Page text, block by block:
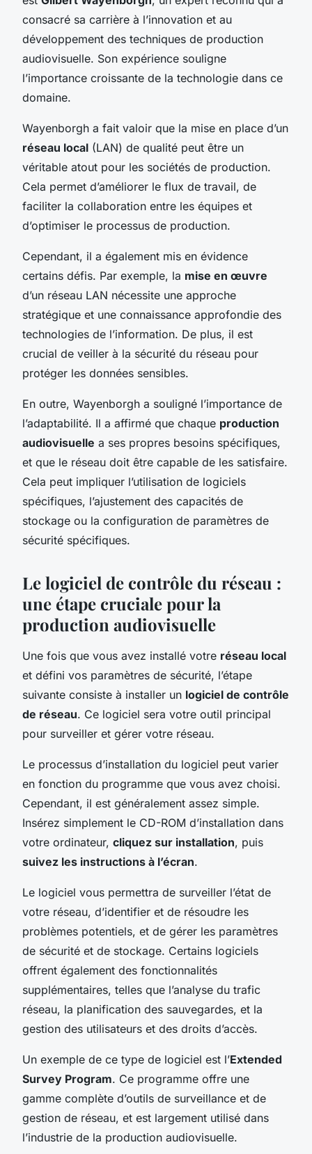
consacré sa carrière à l’innovation et au
développement des techniques de production
audiovisuelle. Son expérience souligne
l’importance croissante de la technologie dans ce
domaine.
Wayenborgh a fait valoir que la mise en place d’un
réseau local (LAN) de qualité peut être un
véritable atout pour les sociétés de production.
Cela permet d’améliorer le flux de travail, de
faciliter la collaboration entre les équipes et
d’optimiser le processus de production.
Cependant, il a également mis en évidence
certains défis. Par exemple, la mise en œuvre
d’un réseau LAN nécessite une approche
stratégique et une connaissance approfondie des
technologies de l’information. De plus, il est
crucial de veiller à la sécurité du réseau pour
protéger les données sensibles.
En outre, Wayenborgh a souligné l’importance de
l’adaptabilité. Il a affirmé que chaque production
audiovisuelle a ses propres besoins spécifiques,
et que le réseau doit être capable de les satisfaire.
Cela peut impliquer l’utilisation de logiciels
spécifiques, l’ajustement des capacités de
stockage ou la configuration de paramètres de
sécurité spécifiques.
Le logiciel de contrôle du réseau :
une étape cruciale pour la
production audiovisuelle
Une fois que vous avez installé votre réseau local
et défini vos paramètres de sécurité, l’étape
suivante consiste à installer un logiciel de contrôle
de réseau. Ce logiciel sera votre outil principal
pour surveiller et gérer votre réseau.
Le processus d’installation du logiciel peut varier
en fonction du programme que vous avez choisi.
Cependant, il est généralement assez simple.
Insérez simplement le CD-ROM d’installation dans
votre ordinateur, cliquez sur installation, puis
suivez les instructions à l’écran.
Le logiciel vous permettra de surveiller l’état de
votre réseau, d’identifier et de résoudre les
problèmes potentiels, et de gérer les paramètres
de sécurité et de stockage. Certains logiciels
offrent également des fonctionnalités
supplémentaires, telles que l’analyse du trafic
réseau, la planification des sauvegardes, et la
gestion des utilisateurs et des droits d’accès.
Un exemple de ce type de logiciel est l’Extended
Survey Program. Ce programme offre une
gamme complète d’outils de surveillance et de
gestion de réseau, et est largement utilisé dans
l’industrie de la production audiovisuelle.